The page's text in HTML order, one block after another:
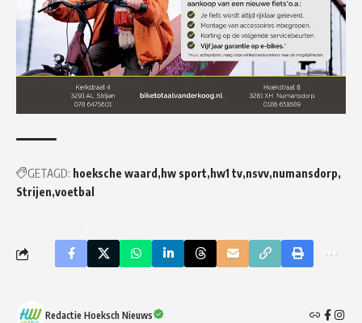
GETAGD: hoeksche waard hw sport hw1 tv nsvv numansdorp
Strijen voetbal
Redactie Hoeksch Nieuws